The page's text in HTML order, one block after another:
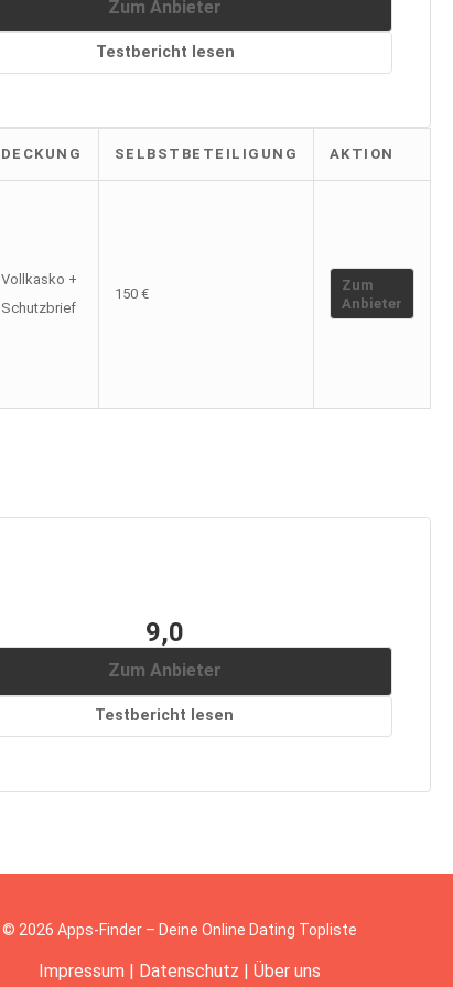
Zum Anbieter
Testbericht lesen
DECKUNG SELBSTBETEILIGUNG AKTION
Vollkasko +
Schutzbrief
150 €
Zum
Anbieter
9,0
Zum Anbieter
Testbericht lesen
© 2026 Apps-Finder – Deine Online Dating Topliste
Impressum | Datenschutz | Über uns